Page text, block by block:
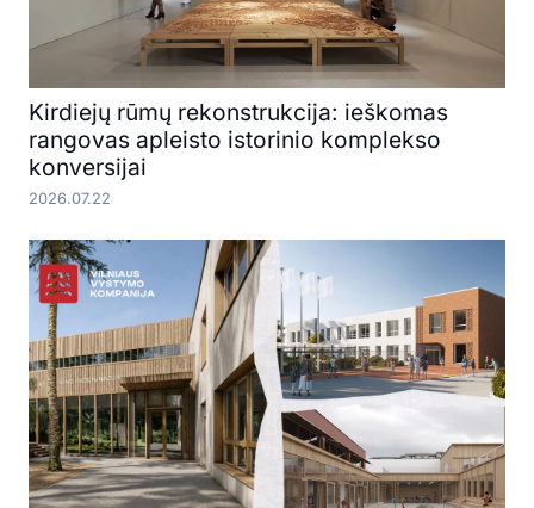
Kirdiejų rūmų rekonstrukcija: ieškomas
rangovas apleisto istorinio komplekso
konversijai
2026.07.22